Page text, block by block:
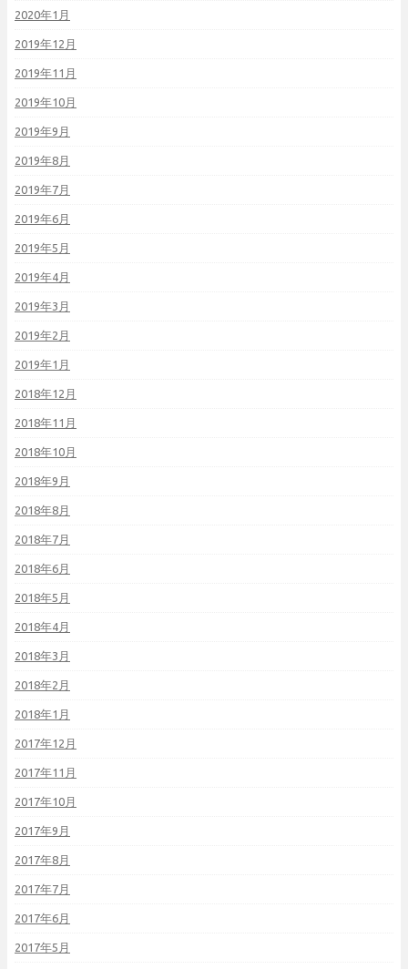
2020年1月
2019年12月
2019年11月
2019年10月
2019年9月
2019年8月
2019年7月
2019年6月
2019年5月
2019年4月
2019年3月
2019年2月
2019年1月
2018年12月
2018年11月
2018年10月
2018年9月
2018年8月
2018年7月
2018年6月
2018年5月
2018年4月
2018年3月
2018年2月
2018年1月
2017年12月
2017年11月
2017年10月
2017年9月
2017年8月
2017年7月
2017年6月
2017年5月